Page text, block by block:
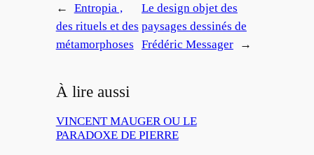
←
Entropia ,
des rituels et des
métamorphoses
Le design objet des
paysages dessinés de
Frédéric Messager
→
À lire aussi
VINCENT MAUGER OU LE
PARADOXE DE PIERRE